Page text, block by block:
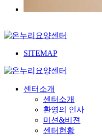
SITEMAP
센터소개
센터소개
환영의 인사
미션&비젼
센터현황